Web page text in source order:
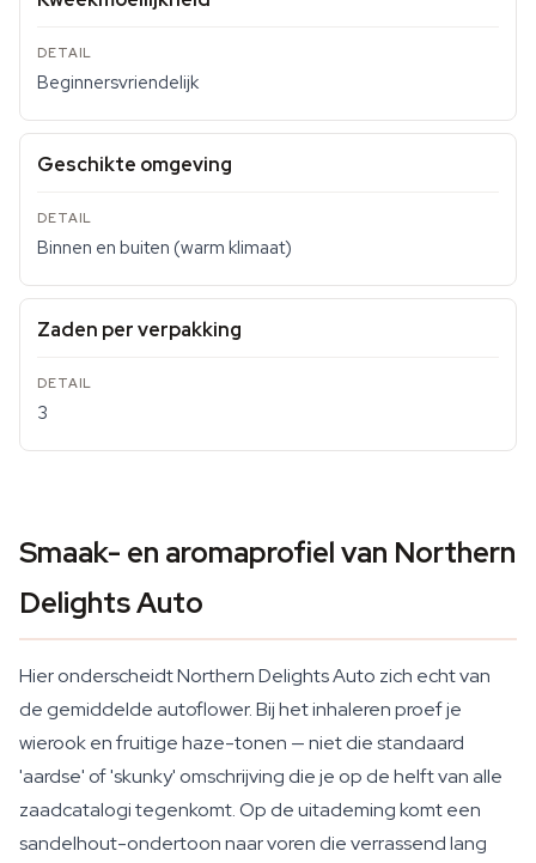
Beginnersvriendelijk
Geschikte omgeving
Binnen en buiten (warm klimaat)
Zaden per verpakking
3
Smaak- en aromaprofiel van Northern
Delights Auto
Hier onderscheidt Northern Delights Auto zich echt van
de gemiddelde autoflower. Bij het inhaleren proef je
wierook en fruitige haze-tonen — niet die standaard
'aardse' of 'skunky' omschrijving die je op de helft van alle
zaadcatalogi tegenkomt. Op de uitademing komt een
sandelhout-ondertoon naar voren die verrassend lang